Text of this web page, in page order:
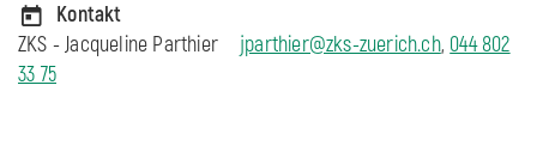
Kontakt
ZKS - Jacqueline Parthier
jparthier@zks-zuerich.ch, 044 802
33 75